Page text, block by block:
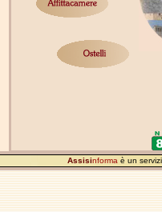
Assisinforma è un